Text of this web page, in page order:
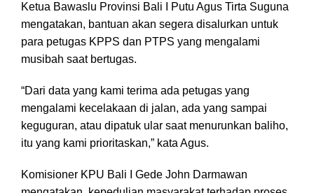
Ketua Bawaslu Provinsi Bali I Putu Agus Tirta Suguna
mengatakan, bantuan akan segera disalurkan untuk
para petugas KPPS dan PTPS yang mengalami
musibah saat bertugas.
“Dari data yang kami terima ada petugas yang
mengalami kecelakaan di jalan, ada yang sampai
keguguran, atau dipatuk ular saat menurunkan baliho,
itu yang kami prioritaskan,” kata Agus.
Komisioner KPU Bali I Gede John Darmawan